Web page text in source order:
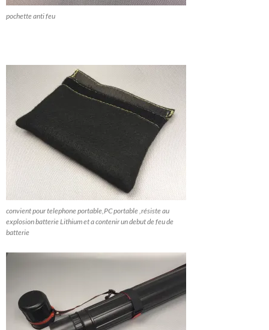
pochette anti feu
convient pour telephone portable,PC portable ,résiste au
explosion batterie Lithium et a contenir un debut de feu de
batterie